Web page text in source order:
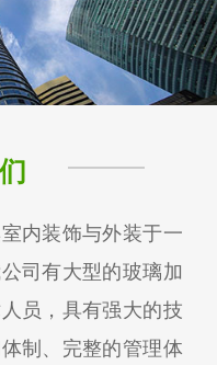
内装饰与外装于一
司有大型的玻璃加
员，具有强大的技
制、完整的管理体